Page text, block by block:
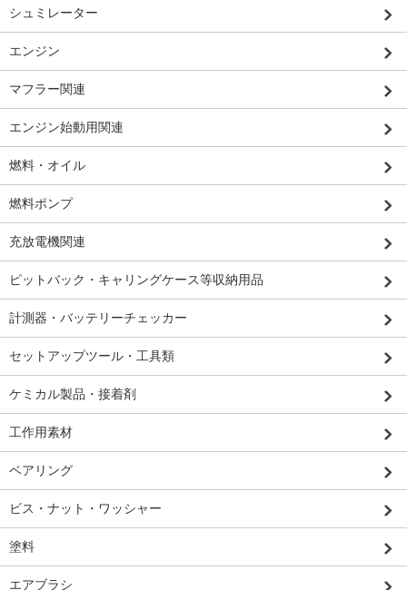
シュミレーター
エンジン
マフラー関連
エンジン始動用関連
燃料・オイル
燃料ポンプ
充放電機関連
ピットバック・キャリングケース等収納用品
計測器・バッテリーチェッカー
セットアップツール・工具類
ケミカル製品・接着剤
工作用素材
ベアリング
ビス・ナット・ワッシャー
塗料
エアブラシ